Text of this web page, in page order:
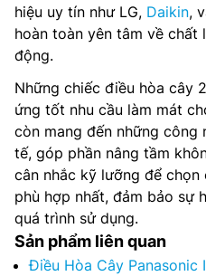
hiệu uy tín như LG, Daikin,
hoàn toàn yên tâm về chất
động.
Những chiếc điều hòa cây
ứng tốt nhu cầu làm mát
còn mang đến những
tế, góp phần nâng tầm
cân nhắc kỹ lưỡng để chọn
phù hợp nhất, đảm bảo sự
quá trình sử dụng.
Sản phẩm liên quan
Điều Hòa Cây Panasonic